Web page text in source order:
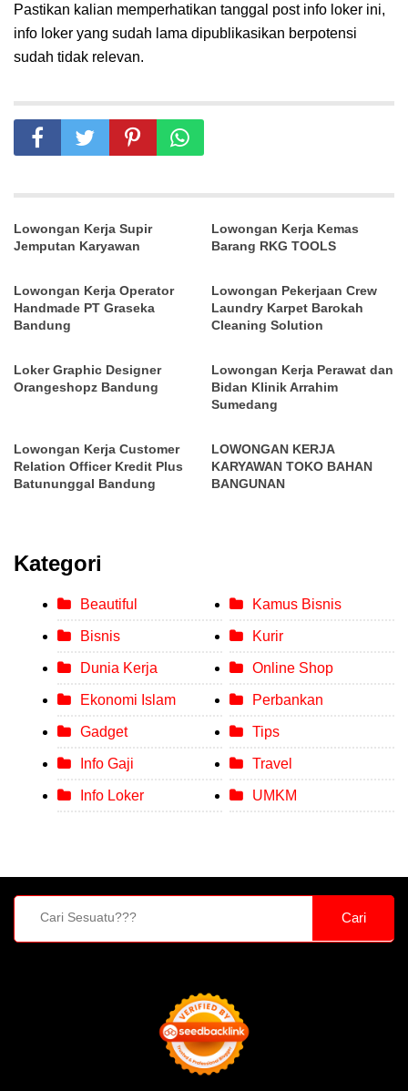
Pastikan kalian memperhatikan tanggal post info loker ini,
info loker yang sudah lama dipublikasikan berpotensi
sudah tidak relevan.
Lowongan Kerja Supir
Jemputan Karyawan
Lowongan Kerja Kemas
Barang RKG TOOLS
Lowongan Kerja Operator
Handmade PT Graseka
Bandung
Lowongan Pekerjaan Crew
Laundry Karpet Barokah
Cleaning Solution
Loker Graphic Designer
Orangeshopz Bandung
Lowongan Kerja Perawat dan
Bidan Klinik Arrahim
Sumedang
Lowongan Kerja Customer
Relation Officer Kredit Plus
Batununggal Bandung
LOWONGAN KERJA
KARYAWAN TOKO BAHAN
BANGUNAN
Kategori
Beautiful
Bisnis
Dunia Kerja
Ekonomi Islam
Gadget
Info Gaji
Info Loker
Kamus Bisnis
Kurir
Online Shop
Perbankan
Tips
Travel
UMKM
Cari